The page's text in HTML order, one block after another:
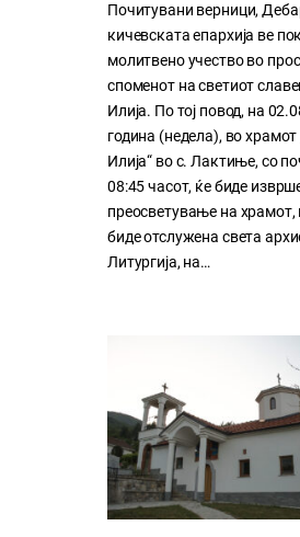
Почитувани верници,
кичевската епархија ве
молитвено учество во
споменот на светиот
Илија. По тој повод, на
година (недела), во
Илија“ во с. Лактиње, со
08:45 часот, ќе биде
преосветување на храмот,
биде отслужена света
Литургија, на…